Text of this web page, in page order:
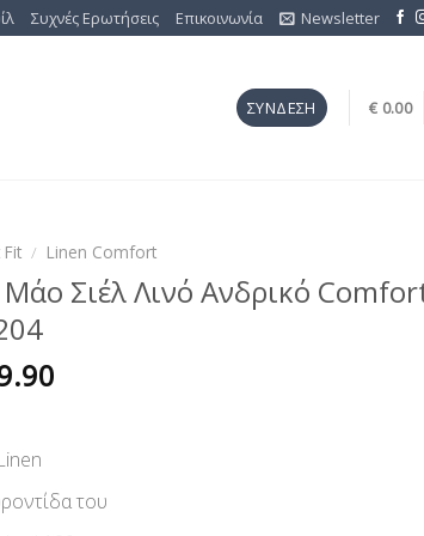
Συχνές Ερωτήσεις Επικοινωνία Newsletter
ΣΎΝΔΕΣΗ € 0.00
/ Linen Comfort
Σιέλ Λινό Ανδρικό
του